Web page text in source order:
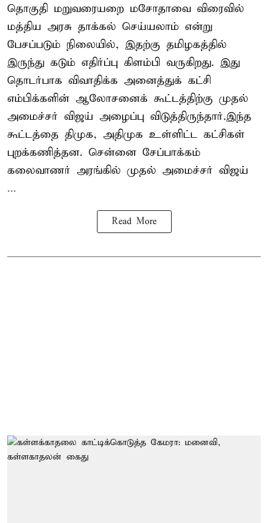
தொகுதி மறுவரையறை மசோதாவை விரைவில்
மத்திய அரசு தாக்கல் செய்யலாம் என்று
பேசப்படும் நிலையில், இதற்கு தமிழகத்தில்
இருந்து கடும் எதிர்ப்பு கிளம்பி வருகிறது. இது
தொடர்பாக விவாதிக்க அனைத்துக் கட்சி
எம்பிக்களின் ஆலோசனைக் கூட்டத்திற்கு முதல்
அமைச்சர் விஜய் அழைப்பு விடுத்திருந்தார்.இந்த
கூட்டத்தை திமுக, அதிமுக உள்ளிட்ட கட்சிகள்
புறக்கணித்தன. சென்னை சேப்பாக்கம்
கலைவாணர் அரங்கில் முதல் அமைச்சர் விஜய்
...
Read More